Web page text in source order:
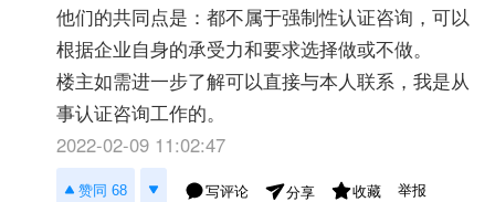
他们的共同点是：都不属于强制性认证咨询，可以
根据企业自身的承受力和要求选择做或不做。
楼主如需进一步了解可以直接与本人联系，我是从
事认证咨询工作的。
2022-02-09 11:02:47
赞同 68 写评论 分享 收藏 举报